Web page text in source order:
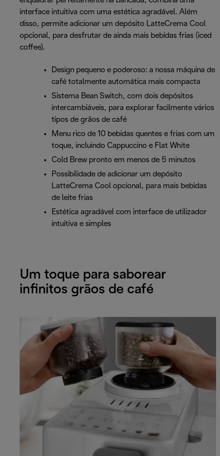
interface intuitiva com uma estética agradável. Além
disso, permite adicionar um depósito LatteCrema Cool
opcional, para desfrutar de ainda mais bebidas frias (iced
coffee).
Design pequeno e poderoso: a nossa máquina de
café totalmente automática mais compacta
Sistema Bean Switch, com dois depósitos
intercambiáveis, para explorar facilmente vários
tipos de grãos de café
Menu rico de 10 bebidas quentes e frias com um
toque, incluindo Cappuccino e Flat White
Cold Brew pronto em menos de 5 minutos
Possibilidade de adicionar um depósito
LatteCrema Cool opcional, para mais bebidas
de leite frias
Estética agradável com interface de utilizador
intuitiva e simples
Um toque para saborear
infinitos grãos de café